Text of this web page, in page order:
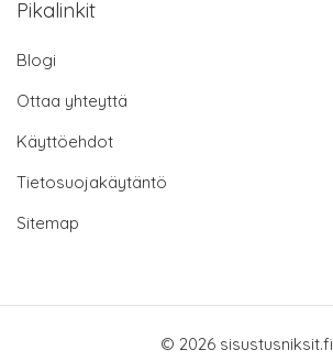
Pikalinkit
Blogi
Ottaa yhteyttä
Käyttöehdot
Tietosuojakäytäntö
Sitemap
© 2026 sisustusniksit.fi